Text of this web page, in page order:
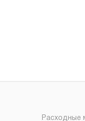
Расходные